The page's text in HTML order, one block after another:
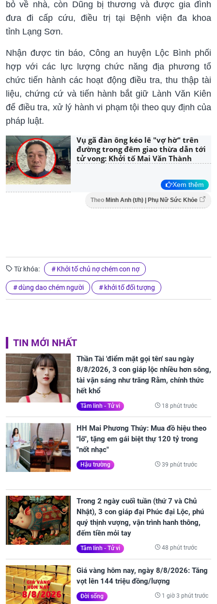
bỏ về nhà, còn Dũng bị thương và được gia đình
đưa đi cấp cứu, điều trị tại Bệnh viện đa khoa
tỉnh Lạng Sơn.
Nhận được tin báo, Công an huyện Lộc Bình phối
hợp với các lực lượng chức năng địa phương tổ
chức tiến hành các hoạt động điều tra, thu thập tài
liệu, chứng cứ và tiến hành bắt giữ Lành Văn Kiên
để điều tra, xử lý hành vi phạm tội theo quy định của
pháp luật.
Vụ gã đàn ông kéo lê "vợ hờ" trên
đường trong đêm giao thừa dẫn tới
tử vong: Khởi tố Mai Văn Thành
Xem thêm
Theo Minh Anh (t/h) | Phụ Nữ Sức Khỏe
Từ khóa: Khởi tố chủ nợ chém con nợ
dùng dao chém người khởi tố đối tượng
TIN MỚI NHẤT
Thần Tài 'điểm mặt gọi tên' sau ngày
8/8/2026, 3 con giáp lộc nhiều hơn sông,
tài vận sáng như trăng Rằm, chính thức
hết khổ
Tâm linh - Tử vi 18 phút trước
HH Mai Phương Thúy: Mua đồ hiệu theo
"lô", tặng em gái biệt thự 120 tỷ trong
"nốt nhạc"
Hậu trường 39 phút trước
Trong 2 ngày cuối tuần (thứ 7 và Chủ
Nhật), 3 con giáp đại Phúc đại Lộc, phú
quý thịnh vượng, vận trình hanh thông,
đếm tiền mỏi tay
Tâm linh - Tử vi 48 phút trước
Giá vàng hôm nay, ngày 8/8/2026: Tăng
vọt lên 144 triệu đồng/lượng
Đời sống 1 giờ 3 phút trước